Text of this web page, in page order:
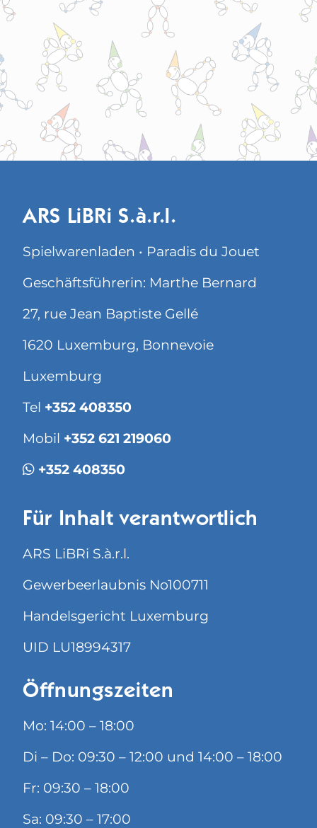
ARS LiBRi S.à.r.l.
Spielwarenladen • Paradis du Jouet
Geschäftsführerin: Marthe Bernard
27, rue Jean Baptiste Gellé
1620 Luxemburg, Bonnevoie
Luxemburg
Tel +352 408350
Mobil +352 621 219060
+352 408350
Für Inhalt verantwortlich
ARS LiBRi S.à.r.l.
Gewerbeerlaubnis No100711
Handelsgericht Luxemburg
UID LU18994317
Öffnungszeiten
Mo: 14:00 – 18:00
Di – Do: 09:30 – 12:00 und 14:00 – 18:00
Fr: 09:30 – 18:00
Sa: 09:30 – 17:00